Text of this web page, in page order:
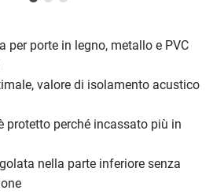
per porte in legno, metallo e PVC
valore di isolamento acustico
protetto perché incassato più in
nella parte inferiore senza